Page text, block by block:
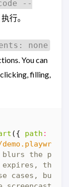
--
执行。
none
You can
filling,
({ path :